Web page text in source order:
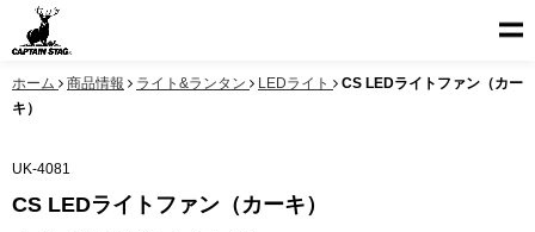
ホーム 商品情報 ライト&ランタン LEDライト
CS LEDライトファン（カー
キ）
UK-4081
CS LEDライトファン（カーキ）